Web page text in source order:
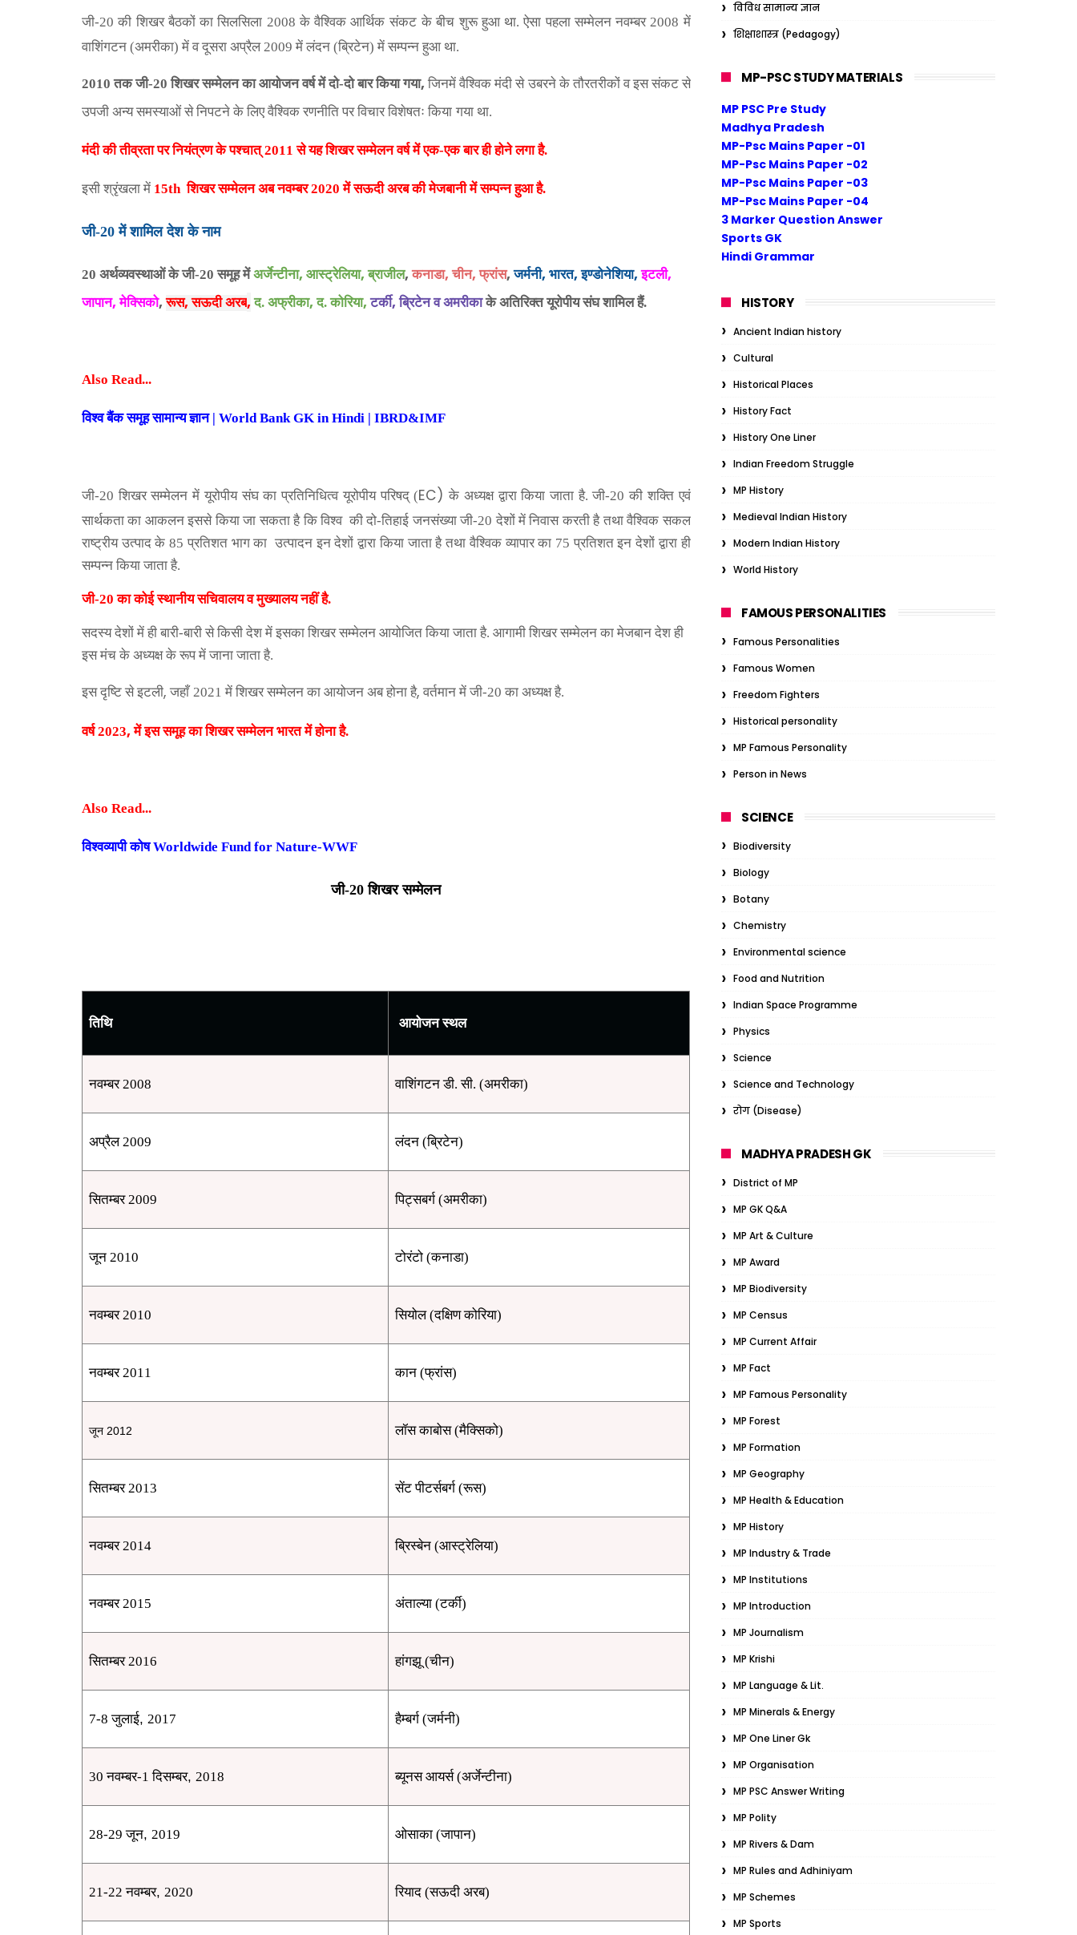
जी-20 की शिखर बैठकों का सिलसिला 2008 के वैश्विक आर्थिक संकट के बीच शुरू हुआ था. ऐसा पहला सम्मेलन नवम्बर 2008 में
वाशिंगटन (अमरीका) में वदूसरा अप्रैल 2009 में लंदन (ब्रिटेन) में सम्पन्न हुआ था.
2010 तक जी-20 शिखर सम्मेलन का आयोजन वर्ष में दो-दो बार किया गया,जिनमें वैश्विक मंदी से उबरने के तौरतरीकों व इससंकट से
उपजी अन्य समस्याओं से निपटने के लिए वैश्विक रणनीति पर विचार विशेषतः किया गया था.
मंदी की तीव्रता पर नियंत्रण के पश्चात् 2011 से यह शिखर सम्मेलन वर्ष में एक-एकबार ही होने लगा है.
इसी श्रृंखला में 15th शिखर सम्मेलन अब नवम्बर 2020 में सऊदी अरबकी मेजबानी में सम्पन्न हुआ है.
जी-20 में शामिल देश के नाम
20 अर्थव्यवस्थाओं के जी-20 समूह मेंअर्जेन्टीना, आस्ट्रेलिया,ब्राजील,कनाडा,चीन,फ्रांस,जर्मनी, भारत,इण्डोनेशिया,इटली,
जापान,मेक्सिको,रूस,सऊदी अरब, द. अफ्रीका,द. कोरिया, टर्की,ब्रिटेन व अमरीकाके अतिरिक्त यूरोपीय संघ शामिल हैं.
Also Read...
विश्व बैंक समूह सामान्य ज्ञान | World Bank GK in Hindi | IBRD&IMF
जी-20 शिखर सम्मेलन में यूरोपीय संघ का प्रतिनिधित्व यूरोपीय परिषद् (EC)के अध्यक्ष द्वारा कियाजाता है. जी-20 की शक्ति एवं
सार्थकता का आकलन इससे किया जा सकता है कि विश्व की दो-तिहाई जनसंख्या जी-20 देशों में निवास करती है तथा वैश्विक सकल
राष्ट्रीय उत्पादके 85 प्रतिशत भाग का उत्पादन इन देशों द्वारा किया जाता है तथा वैश्विक व्यापार का 75 प्रतिशत इन देशों द्वारा ही
सम्पन्न किया जाता है.
जी-20 का कोई स्थानीय सचिवालय व मुख्यालय नहीं है.
सदस्य देशों में ही बारी-बारी से किसी देश में इसका शिखर सम्मेलन आयोजित किया जाता है. आगामी शिखर सम्मेलन का मेजबान देश ही
इस मंच के अध्यक्ष के रूप में जाना जाता है.
इस दृष्टि से इटली, जहाँ 2021 में शिखर सम्मेलन का आयोजन अब होना है, वर्तमान में जी-20 का अध्यक्ष है.
वर्ष2023,में इस समूह का शिखर सम्मेलन भारत में होना है.
Also Read...
विश्वव्यापी कोष Worldwide Fund for Nature-WWF
जी-20 शिखर सम्मेलन
तिथि आयोजन स्थल
नवम्बर 2008 वाशिंगटन डी. सी. (अमरीका)
अप्रैल 2009 लंदन (ब्रिटेन)
सितम्बर 2009 पिट्सबर्ग (अमरीका)
जून 2010 टोरंटो (कनाडा)
नवम्बर 2010 सियोल (दक्षिण कोरिया)
नवम्बर 2011 कान (फ्रांस)
जून 2012 लॉस काबोस (मैक्सिको)
सितम्बर 2013 सेंट पीटर्सबर्ग (रूस)
नवम्बर 2014 ब्रिस्बेन (आस्ट्रेलिया)
नवम्बर 2015 अंताल्या (टर्की)
सितम्बर 2016 हांगझू (चीन)
7-8 जुलाई, 2017 हैम्बर्ग (जर्मनी)
30 नवम्बर-1 दिसम्बर, 2018 ब्यूनस आयर्स (अर्जेन्टीना)
28-29 जून, 2019 ओसाका (जापान)
21-22 नवम्बर, 2020 रियाद (सऊदी अरब)
विविध सामान्य ज्ञान
शिक्षाशास्त्र (Pedagogy)
MP-PSC STUDY MATERIALS
MP PSC Pre Study
Madhya Pradesh
MP-Psc Mains Paper -01
MP-Psc Mains Paper -02
MP-Psc Mains Paper -03
MP-Psc Mains Paper -04
3 Marker Question Answer
Sports GK
Hindi Grammar
HISTORY
Ancient Indian history
Cultural
Historical Places
History Fact
History One Liner
Indian Freedom Struggle
MP History
Medieval Indian History
Modern Indian History
World History
FAMOUS PERSONALITIES
Famous Personalities
Famous Women
Freedom Fighters
Historical personality
MP Famous Personality
Person in News
SCIENCE
Biodiversity
Biology
Botany
Chemistry
Environmental science
Food and Nutrition
Indian Space Programme
Physics
Science
Science and Technology
रोग (Disease)
MADHYA PRADESH GK
District of MP
MP GK Q&A
MP Art & Culture
MP Award
MP Biodiversity
MP Census
MP Current Affair
MP Fact
MP Famous Personality
MP Forest
MP Formation
MP Geography
MP Health & Education
MP History
MP Industry & Trade
MP Institutions
MP Introduction
MP Journalism
MP Krishi
MP Language & Lit.
MP Minerals & Energy
MP One Liner Gk
MP Organisation
MP PSC Answer Writing
MP Polity
MP Rivers & Dam
MP Rules and Adhiniyam
MP Schemes
MP Sports